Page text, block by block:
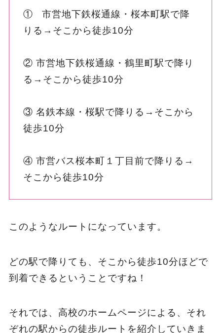
① 市営地下鉄桜通線・桜本町駅で降
りる→そこから徒歩10分
② 市営地下鉄桜通線・鶴里町駅で降り
る→そこから徒歩10分
③ 名鉄本線・桜駅で降りる→そこから
徒歩10分
④ 市営バス桜本町１丁目前で降りる→
そこから徒歩10分
このようなルートになっています。
どの駅で降りても、そこから徒歩10分ほどで
到着できるということですね！
それでは、高校のホームページによる、それ
ぞれの駅からの徒歩ルートを紹介していきま